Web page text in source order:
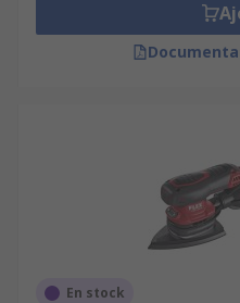
En stock